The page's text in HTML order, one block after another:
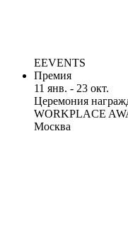
EEVENTS
Премия
11 янв. - 23 окт.
Церемония
WORKPLACE
Москва